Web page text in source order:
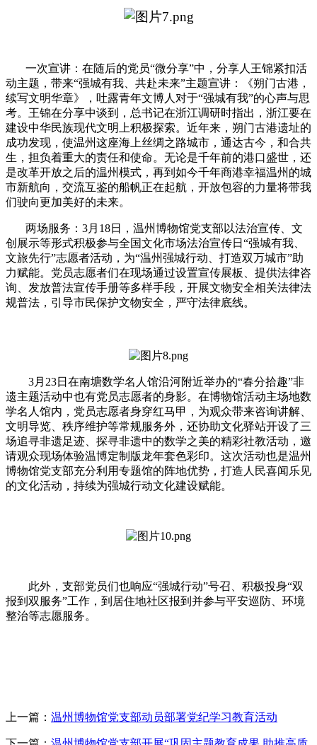
一次宣讲：在随后的党员“微分享”中，分享人王锦紧扣活
动主题，带来“强城有我、共赴未来”主题宣讲：《朔门古港，
续写文明华章》，吐露青年文博人对于“强城有我”的心声与思
考。王锦在分享中谈到，总书记在浙江调研时指出，浙江要在
建设中华民族现代文明上积极探索。近年来，朔门古港遗址的
成功发现，使温州这座海上丝绸之路城市，通达古今，和合共
生，担负着重大的责任和使命。无论是千年前的港口盛世，还
是改革开放之后的温州模式，再到如今千年商港幸福温州的城
市新航向，交流互鉴的船帆正在起航，开放包容的力量将带我
们驶向更加美好的未来。
两场服务：3月18日，温州博物馆党支部以法治宣传、文
创展示等形式积极参与全国文化市场法治宣传日“强城有我、
文旅先行”志愿者活动，为“温州强城行动、打造双万城市”助
力赋能。党员志愿者们在现场通过设置宣传展板、提供法律咨
询、发放普法宣传手册等多样手段，开展文物安全相关法律法
规普法，引导市民保护文物安全，严守法律底线。
3月23日在南塘数学名人馆沿河附近举办的“春分拾趣”非
遗主题活动中也有党员志愿者的身影。在博物馆活动主场地数
学名人馆内，党员志愿者身穿红马甲，为观众带来咨询讲解、
文明导览、秩序维护等常规服务外，还协助文化驿站开设了三
场追寻非遗足迹、探寻非遗中的数学之美的精彩社教活动，邀
请观众现场体验温博定制版龙年套色彩印。这次活动也是温州
博物馆党支部充分利用专题馆的阵地优势，打造人民喜闻乐见
的文化活动，持续为强城行动文化建设赋能。
此外，支部党员们也响应“强城行动”号召、积极投身“双
报到双服务”工作，到居住地社区报到并参与平安巡防、环境
整治等志愿服务。
上一篇： 温州博物馆党支部动员部署党纪学习教育活动